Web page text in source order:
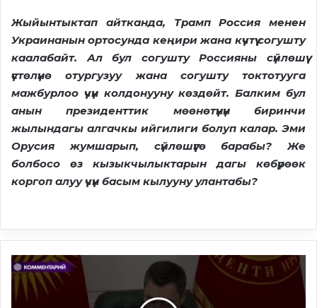
Жыйынтыктап айтканда, Трамп Россия менен
Украинанын ортосунда кеңири жана күчтүү согушту
каалабайт. Ал бул согушту Россияны сүйлөшүү
үстөлүнө отургузуу жана согушту токтотууга
мажбурлоо үчүн колдонууну көздөйт. Балким бул
анын президенттик мөөнөтүнүн биринчи
жылындагы алгачкы ийгилиги болуп калар. Эми
Орусия жумшарып, сүйлөшүүгө барабы? Же
болбосо өз кызыкчылыктарын дагы көбүрөөк
коргоп алуу үчүн басым кылууну улантабы?
Жапаров
Жер
кодексине